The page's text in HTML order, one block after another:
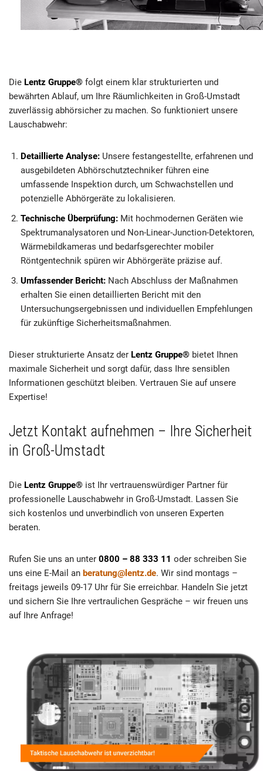
Die Lentz Gruppe® folgt einem klar strukturierten und
bewährten Ablauf, um Ihre Räumlichkeiten in Groß-Umstadt
zuverlässig abhörsicher zu machen. So funktioniert unsere
Lauschabwehr:
Detaillierte Analyse: Unsere festangestellte, erfahrenen und
ausgebildeten Abhörschutztechniker führen eine
umfassende Inspektion durch, um Schwachstellen und
potenzielle Abhörgeräte zu lokalisieren.
Technische Überprüfung: Mit hochmodernen Geräten wie
Spektrumanalysatoren und Non-Linear-Junction-Detektoren,
Wärmebildkameras und bedarfsgerechter mobiler
Röntgentechnik spüren wir Abhörgeräte präzise auf.
Umfassender Bericht: Nach Abschluss der Maßnahmen
erhalten Sie einen detaillierten Bericht mit den
Untersuchungsergebnissen und individuellen Empfehlungen
für zukünftige Sicherheitsmaßnahmen.
Dieser strukturierte Ansatz der Lentz Gruppe® bietet Ihnen
maximale Sicherheit und sorgt dafür, dass Ihre sensiblen
Informationen geschützt bleiben. Vertrauen Sie auf unsere
Expertise!
Jetzt Kontakt aufnehmen – Ihre Sicherheit
in Groß-Umstadt
Die Lentz Gruppe® ist Ihr vertrauenswürdiger Partner für
professionelle Lauschabwehr in Groß-Umstadt. Lassen Sie
sich kostenlos und unverbindlich von unseren Experten
beraten.
Rufen Sie uns an unter 0800 – 88 333 11 oder schreiben Sie
uns eine E-Mail an beratung@lentz.de. Wir sind montags –
freitags jeweils 09-17 Uhr für Sie erreichbar. Handeln Sie jetzt
und sichern Sie Ihre vertraulichen Gespräche – wir freuen uns
auf Ihre Anfrage!